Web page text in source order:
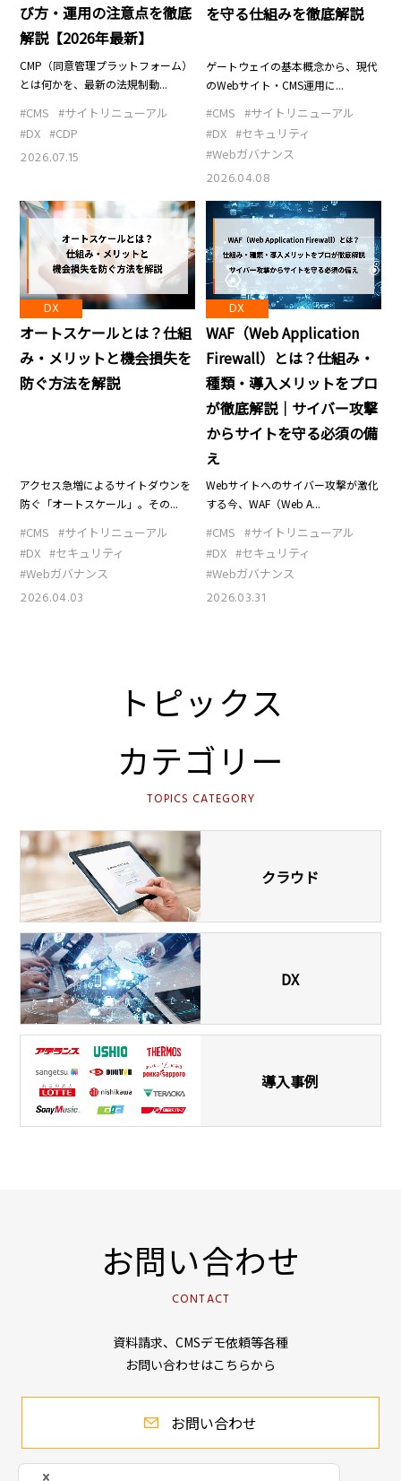
び方・運用の注意点を徹底
解説【2026年最新】
CMP（同意管理プラットフォーム）
とは何かを、最新の法規制動...
#CMS
#サイトリニューアル
#DX #CDP
2026.07.15
を守る仕組みを徹底解説
ゲートウェイの基本概念から、現代
のWebサイト・CMS運用に...
#CMS #サイトリニューアル
#DX #セキュリティ
#Webガバナンス
2026.04.08
DX
オートスケールとは？仕組
み・メリットと機会損失を
防ぐ方法を解説
アクセス急増によるサイトダウンを
防ぐ「オートスケール」。その...
#CMS
#サイトリニューアル
#DX #セキュリティ
#Webガバナンス
2026.04.03
DX
WAF（Web Application
Firewall）とは？仕組み・
種類・導入メリットをプロ
が徹底解説｜サイバー攻撃
からサイトを守る必須の備
え
Webサイトへのサイバー攻撃が激化
する今、WAF（Web A...
#CMS #サイトリニューアル
#DX #セキュリティ
#Webガバナンス
2026.03.31
トピックス
カテゴリー
TOPICS CATEGORY
クラウド
DX
導入事例
お問い合わせ
CONTACT
資料請求、CMSデモ依頼等各種
お問い合わせはこちらから
お問い合わせ